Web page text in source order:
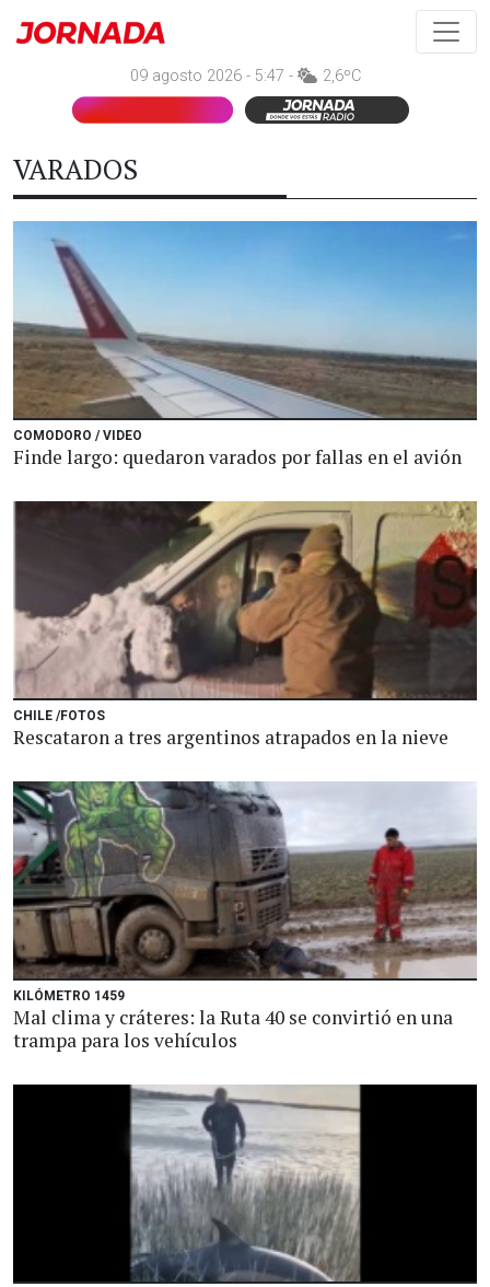
09 agosto 2026 - 5:47 - 2,6ºC
VARADOS
COMODORO / VIDEO
Finde largo: quedaron varados por fallas en el avión
CHILE /FOTOS
Rescataron a tres argentinos atrapados en la nieve
KILÓMETRO 1459
Mal clima y cráteres: la Ruta 40 se convirtió en una
trampa para los vehículos